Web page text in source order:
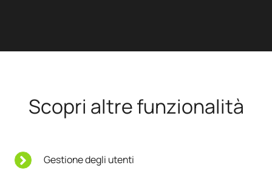
Scopri altre funzionalità
Gestione degli utenti